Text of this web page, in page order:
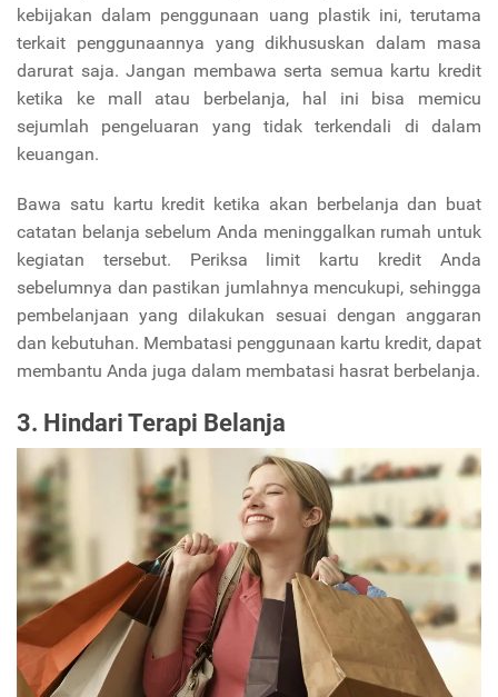
kebijakan dalam penggunaan uang plastik ini, terutama
terkait penggunaannya yang dikhususkan dalam masa
darurat saja. Jangan membawa serta semua kartu kredit
ketika ke mall atau berbelanja, hal ini bisa memicu
sejumlah pengeluaran yang tidak terkendali di dalam
keuangan.
Bawa satu kartu kredit ketika akan berbelanja dan buat
catatan belanja sebelum Anda meninggalkan rumah untuk
kegiatan tersebut. Periksa limit kartu kredit Anda
sebelumnya dan pastikan jumlahnya mencukupi, sehingga
pembelanjaan yang dilakukan sesuai dengan anggaran
dan kebutuhan. Membatasi penggunaan kartu kredit, dapat
membantu Anda juga dalam membatasi hasrat berbelanja.
3. Hindari Terapi Belanja